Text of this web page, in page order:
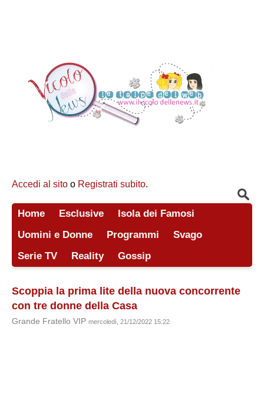
Accedi al sito o Registrati subito.
Home Esclusive
Isola dei Famosi
Uomini e Donne
Programmi
Svago
Serie TV
Reality Gossip
Scoppia la prima lite della nuova concorrente
con tre donne della Casa
Grande Fratello VIP mercoledì, 21/12/2022 15:22